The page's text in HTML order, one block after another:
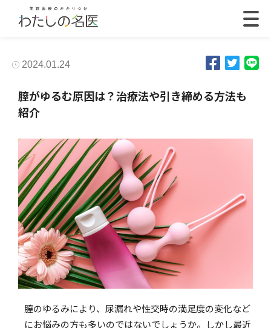
2024.01.24
膣がゆるむ原因は？治療法や引き締める方法も
紹介
膣のゆるみにより、尿漏れや性交時の満足度の変化など
にお悩みの方も多いのではないでしょうか。しかし最近